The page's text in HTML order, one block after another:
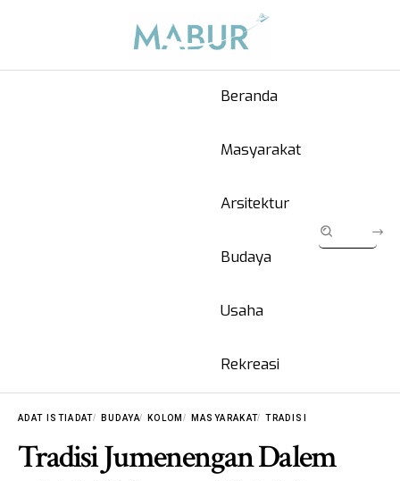
Beranda
Masyarakat
Arsitektur
Budaya
Usaha
Rekreasi
ADAT ISTIADAT BUDAYA KOLOM MASYARAKAT TRADISI
Tradisi Jumenengan Dalem